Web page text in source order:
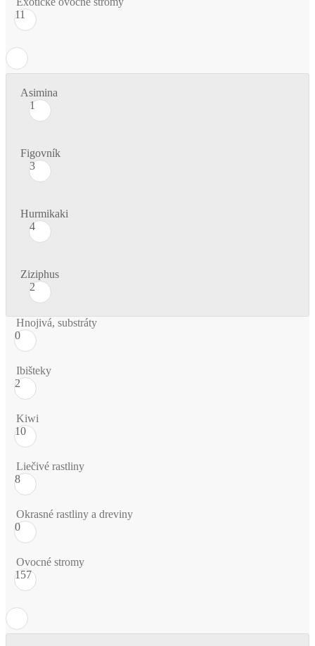
11
Asimina
1
Figovník
3
Hurmikaki
4
Ziziphus
2
Hnojivá, substráty
0
Ibišteky
2
Kiwi
10
Liečivé rastliny
8
Okrasné rastliny a dreviny
0
Ovocné stromy
157